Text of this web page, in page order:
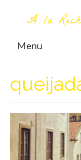
A la
Menu
Première
Me
AUTOUR DU
AFRIQUE